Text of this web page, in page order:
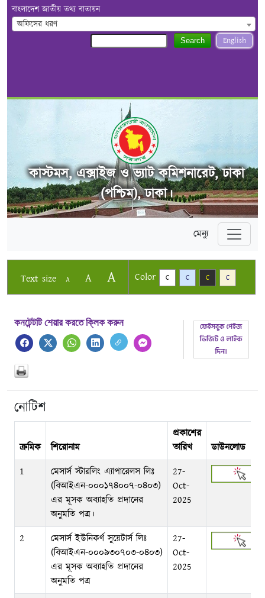
বাংলাদেশ জাতীয় তথ্য বাতায়ন
অফিসের ধরণ
English
Search
কাস্টমস, এক্সাইজ ও ভ্যাট কমিশনারেট, ঢাকা
(পশ্চিম), ঢাকা।
মেন্যু
Text size A A A Color C C C C
কনটেন্টটি শেয়ার করতে ক্লিক করুন
নোটিশ
ক্রমিক শিরোনাম
প্রকাশের
তারিখ
ডাউনলোড
1
মেসার্স স্টারলিং এ্যাপারেলস লিঃ
(বিআইএন-০০০১৭৪০০৭-০৪০৩)
এর মূসক অব্যাহতি প্রদানের
অনুমতি পত্র।
27-
Oct-
2025
2
মেসার্স ইউনিকর্ণ সুয়েটার্স লিঃ
(বিআইএন-০০০৯৩০৭০৩-০৪০৩)
এর মূসক অব্যাহতি প্রদানের
অনুমতি পত্র
27-
Oct-
2025